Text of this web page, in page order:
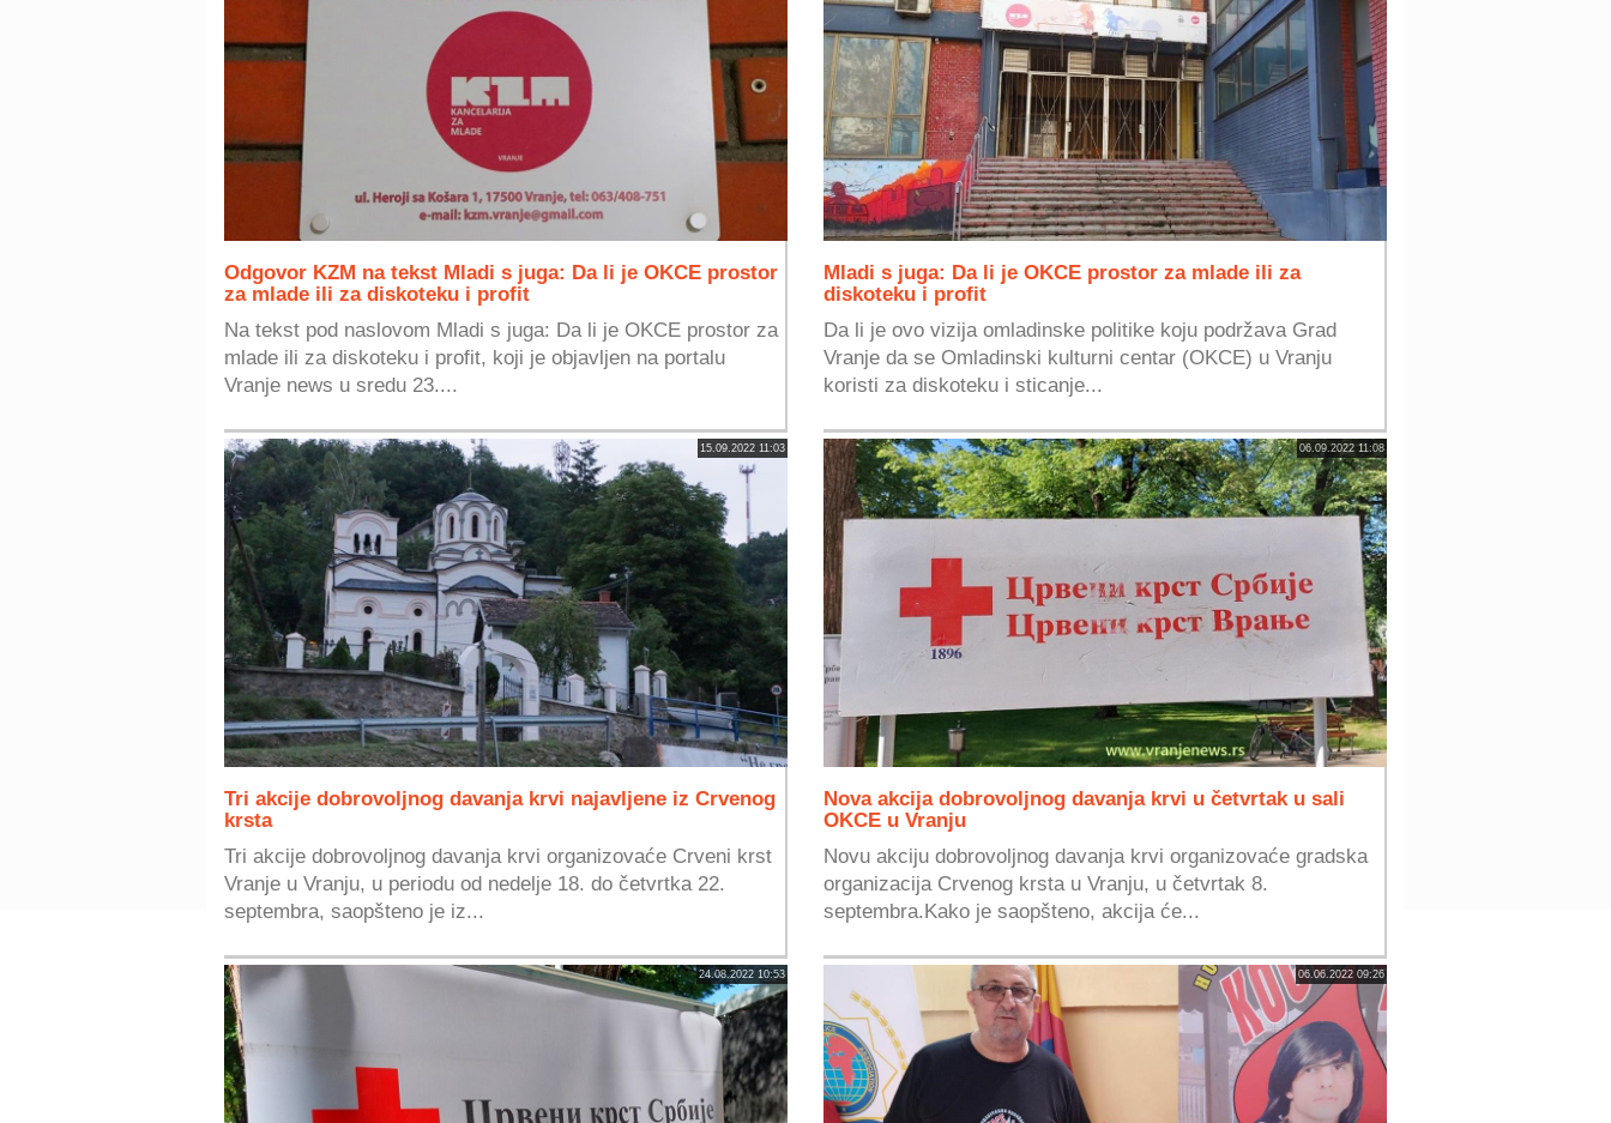
Odgovor KZM na tekst Mladi s juga: Da li je OKCE prostor
za mlade ili za diskoteku i profit
Na tekst pod naslovom Mladi s juga: Da li je OKCE prostor za
mlade ili za diskoteku i profit, koji je objavljen na portalu
Vranje news u sredu 23....
Mladi s juga: Da li je OKCE prostor za mlade ili za
diskoteku i profit
Da li je ovo vizija omladinske politike koju podržava Grad
Vranje da se Omladinski kulturni centar (OKCE) u Vranju
koristi za diskoteku i sticanje...
15.09.2022 11:03
Tri akcije dobrovoljnog davanja krvi najavljene iz Crvenog
krsta
Tri akcije dobrovoljnog davanja krvi organizovaće Crveni krst
Vranje u Vranju, u periodu od nedelje 18. do četvrtka 22.
septembra, saopšteno je iz...
06.09.2022 11:08
Nova akcija dobrovoljnog davanja krvi u četvrtak u sali
OKCE u Vranju
Novu akciju dobrovoljnog davanja krvi organizovaće gradska
organizacija Crvenog krsta u Vranju, u četvrtak 8.
septembra.Kako je saopšteno, akcija će...
24.08.2022 10:53 06.06.2022 09:26